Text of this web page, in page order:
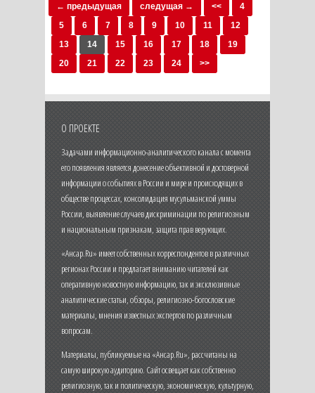
← предыдущая следущая → <<
4
5
6 7 8 9 10 11
12
13
14 15 16 17 18
19
20
21 22 23 24 >>
О ПРОЕКТЕ
Задачами информационно-аналитического канала с момента
его появления является донесение объективной и достоверной
информации о событиях в России и мире и происходящих в
обществе процессах, консолидация мусульманской уммы
России, выявление случаев дискриминации по религиозным
и национальным признакам, защита прав верующих.
«Ансар.Ru» имеет собственных корреспондентов в различных
регионах России и предлагает вниманию читателей как
оперативную новостную информацию, так и эксклюзивные
аналитические статьи, обзоры, религиозно-богословские
материалы, мнения известных экспертов по различным
вопросам.
Материалы, публикуемые на «Ансар.Ru», рассчитаны на
самую широкую аудиторию. Сайт освещает как собственно
религиозную, так и политическую, экономическую, культурную,